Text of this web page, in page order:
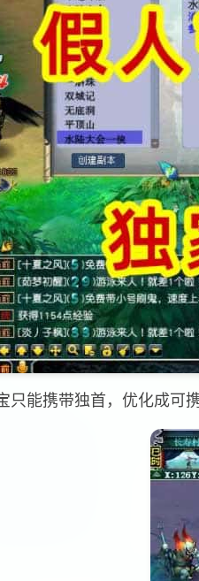
只能携带独首，优化成可